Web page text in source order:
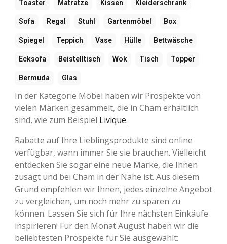
Toaster Matratze Kissen Kleiderschrank
Sofa Regal Stuhl Gartenmöbel Box
Spiegel Teppich Vase Hülle Bettwäsche
Ecksofa Beistelltisch Wok Tisch Topper
Bermuda Glas
In der Kategorie Möbel haben wir Prospekte von
vielen Marken gesammelt, die in Cham erhältlich
sind, wie zum Beispiel Livique.
Rabatte auf Ihre Lieblingsprodukte sind online
verfügbar, wann immer Sie sie brauchen. Vielleicht
entdecken Sie sogar eine neue Marke, die Ihnen
zusagt und bei Cham in der Nähe ist. Aus diesem
Grund empfehlen wir Ihnen, jedes einzelne Angebot
zu vergleichen, um noch mehr zu sparen zu
können. Lassen Sie sich für Ihre nächsten Einkäufe
inspirieren! Für den Monat August haben wir die
beliebtesten Prospekte für Sie ausgewählt: